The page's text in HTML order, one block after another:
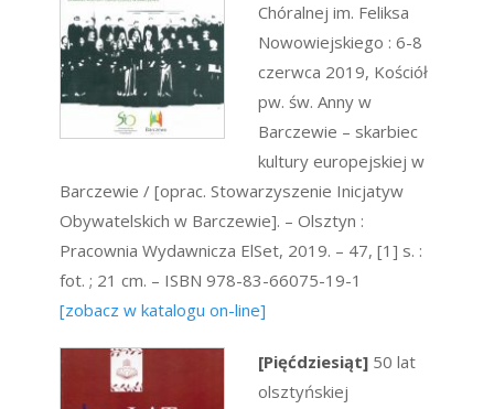
Chóralnej im. Feliksa
Nowowiejskiego : 6-8
czerwca 2019, Kościół
pw. św. Anny w
Barczewie – skarbiec
kultury europejskiej w
Barczewie / [oprac. Stowarzyszenie Inicjatyw
Obywatelskich w Barczewie]. – Olsztyn :
Pracownia Wydawnicza ElSet, 2019. – 47, [1] s. :
fot. ; 21 cm. – ISBN 978-83-66075-19-1
[zobacz w katalogu on-line]
[Pięćdziesiąt] 50 lat
olsztyńskiej